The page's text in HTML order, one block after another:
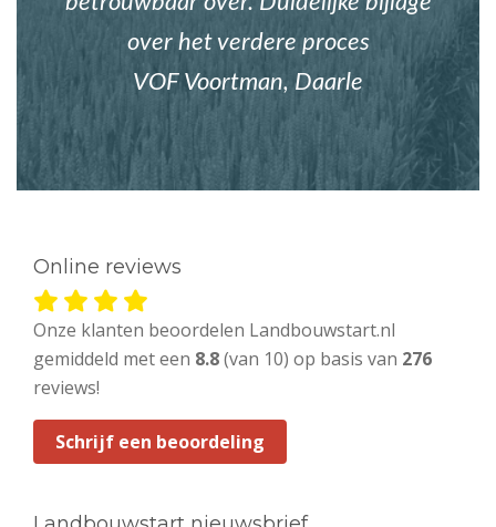
over het verdere proces
VOF Voortman, Daarle
Online reviews
Onze klanten beoordelen Landbouwstart.nl
gemiddeld met een 8.8(van 10) op basis van 276
reviews!
Schrijf een beoordeling